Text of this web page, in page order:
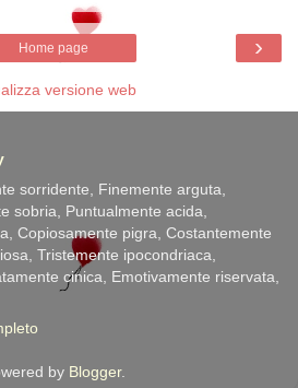
›
Home page
versione web
sorridente, Finemente arguta,
sobria, Puntualmente acida,
Copiosamente pigra, Costantemente
Tristemente ipocondriaca,
cinica, Emotivamente riservata,
by Blogger.